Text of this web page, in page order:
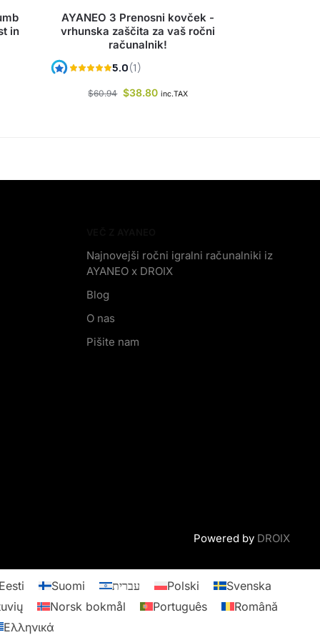
in
AYANEO 3 Prenosni kovček -
vrhunska zaščita za vaš ročni
računalnik!
$60.94 $38.80 inc.TAX
Najnovejši ročni igralni računalniki iz
AYANEO x DROIX
Blog
O nas
Pišite nam
Powered by DROIX
Suomi עברית Polski
Svenska
Norsk bokmål Português
Română
Ελληνικά